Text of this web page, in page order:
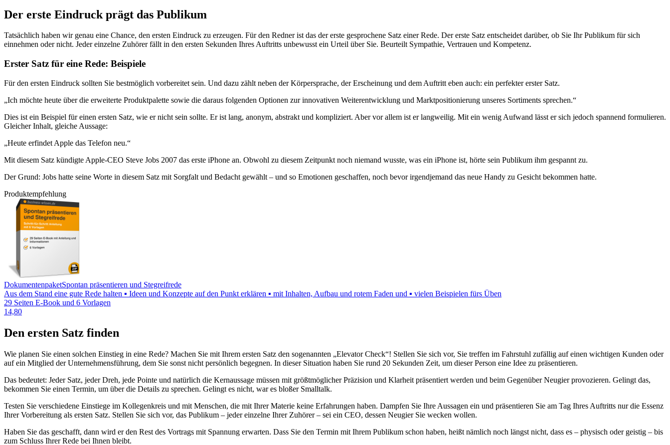
Der erste Eindruck prägt das Publikum
Tatsächlich haben wir genau eine Chance, den ersten Eindruck zu erzeugen. Für den Redner ist das der erste gesprochene Satz einer Rede. Der erste Satz entscheidet darüber, ob Sie Ihr Publikum für sich
einnehmen oder nicht. Jeder einzelne Zuhörer fällt in den ersten Sekunden Ihres Auftritts unbewusst ein Urteil über Sie. Beurteilt Sympathie, Vertrauen und Kompetenz.
Erster Satz für eine Rede: Beispiele
Für den ersten Eindruck sollten Sie bestmöglich vorbereitet sein. Und dazu zählt neben der Körpersprache, der Erscheinung und dem Auftritt eben auch: ein perfekter erster Satz.
„Ich möchte heute über die erweiterte Produktpalette sowie die daraus folgenden Optionen zur innovativen Weiterentwicklung und Marktpositionierung unseres Sortiments sprechen.“
Dies ist ein Beispiel für einen ersten Satz, wie er nicht sein sollte. Er ist lang, anonym, abstrakt und kompliziert. Aber vor allem ist er langweilig. Mit ein wenig Aufwand lässt er sich jedoch spannend formulieren.
Gleicher Inhalt, gleiche Aussage:
„Heute erfindet Apple das Telefon neu.“
Mit diesem Satz kündigte Apple-CEO Steve Jobs 2007 das erste iPhone an. Obwohl zu diesem Zeitpunkt noch niemand wusste, was ein iPhone ist, hörte sein Publikum ihm gespannt zu.
Der Grund: Jobs hatte seine Worte in diesem Satz mit Sorgfalt und Bedacht gewählt – und so Emotionen geschaffen, noch bevor irgendjemand das neue Handy zu Gesicht bekommen hatte.
Produktempfehlung
DokumentenpaketSpontan präsentieren und Stegreifrede
Aus dem Stand eine gute Rede halten ▪ Ideen und Konzepte auf den Punkt erklären ▪ mit Inhalten, Aufbau und rotem Faden und ▪ vielen Beispielen fürs Üben
29 Seiten E-Book und 6 Vorlagen
14,80
Den ersten Satz finden
Wie planen Sie einen solchen Einstieg in eine Rede? Machen Sie mit Ihrem ersten Satz den sogenannten „Elevator Check“! Stellen Sie sich vor, Sie treffen im Fahrstuhl zufällig auf einen wichtigen Kunden oder
auf ein Mitglied der Unternehmensführung, dem Sie sonst nicht persönlich begegnen. In dieser Situation haben Sie rund 20 Sekunden Zeit, um dieser Person eine Idee zu präsentieren.
Das bedeutet: Jeder Satz, jeder Dreh, jede Pointe und natürlich die Kernaussage müssen mit größtmöglicher Präzision und Klarheit präsentiert werden und beim Gegenüber Neugier provozieren. Gelingt das,
bekommen Sie einen Termin, um über die Details zu sprechen. Gelingt es nicht, war es bloßer Smalltalk.
Testen Sie verschiedene Einstiege im Kollegenkreis und mit Menschen, die mit Ihrer Materie keine Erfahrungen haben. Dampfen Sie Ihre Aussagen ein und präsentieren Sie am Tag Ihres Auftritts nur die Essenz
Ihrer Vorbereitung als ersten Satz. Stellen Sie sich vor, das Publikum – jeder einzelne Ihrer Zuhörer – sei ein CEO, dessen Neugier Sie wecken wollen.
Haben Sie das geschafft, dann wird er den Rest des Vortrags mit Spannung erwarten. Dass Sie den Termin mit Ihrem Publikum schon haben, heißt nämlich noch längst nicht, dass es – physisch oder geistig – bis
zum Schluss Ihrer Rede bei Ihnen bleibt.